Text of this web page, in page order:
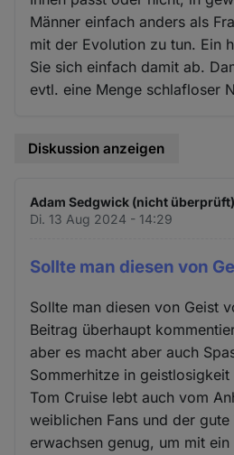
Männer einfach anders als
mit der Evolution zu tun. Ein
Sie sich einfach damit ab.
evtl. eine Menge schlafloser
Diskussion anzeigen
Adam Sedgwick (nicht überprüft)
Di. 13 Aug 2024 - 14:29
Sollte man diesen von
Sollte man diesen von Geist
Beitrag überhaupt
aber es macht aber auch
Sommerhitze in
Tom Cruise lebt auch vom
weiblichen Fans und der
erwachsen genug, um mit ein